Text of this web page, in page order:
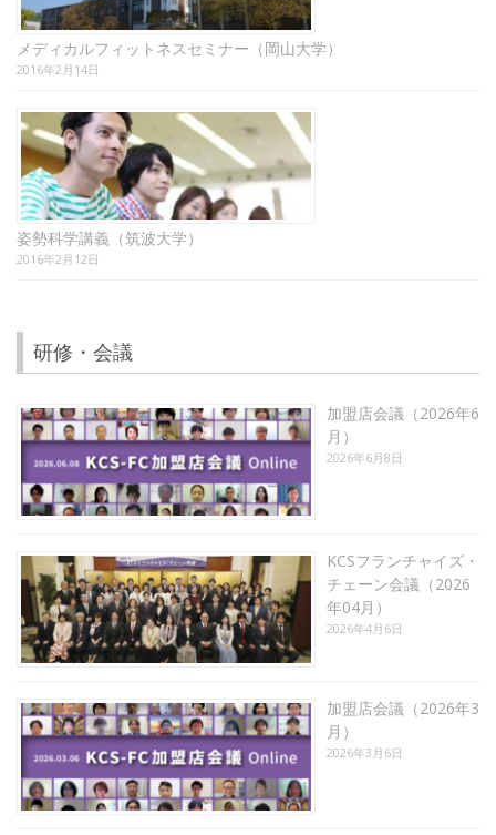
メディカルフィットネスセミナー（岡山大学）
2016年2月14日
姿勢科学講義（筑波大学）
2016年2月12日
研修・会議
加盟店会議（2026年6
月）
2026年6月8日
KCSフランチャイズ・
チェーン会議（2026
年04月）
2026年4月6日
加盟店会議（2026年3
月）
2026年3月6日